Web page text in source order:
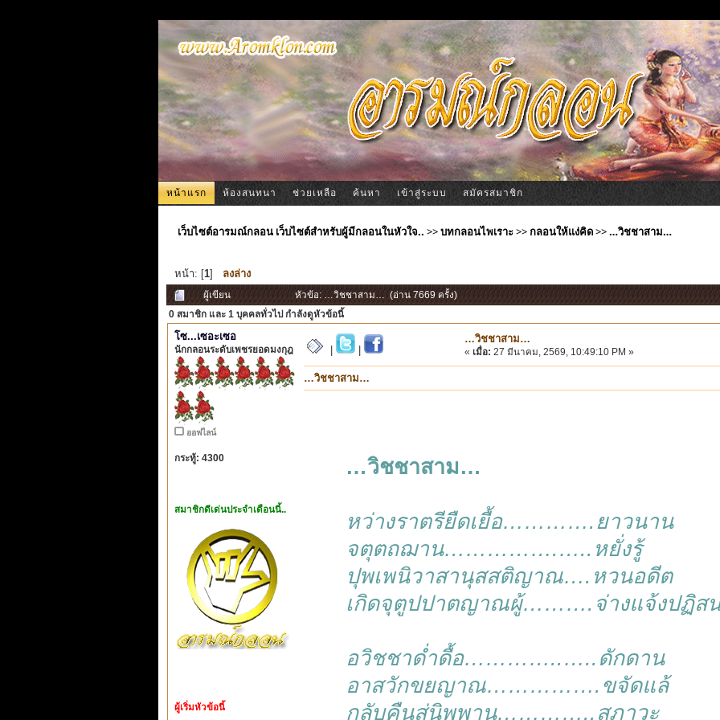
หน้าแรก ห้องสนทนา ช่วยเหลือ ค้นหา เข้าสู่ระบบ สมัครสมาชิก
เว็บไซต์อารมณ์กลอน เว็บไซต์สำหรับผู้มีกลอนในหัวใจ.. >>บทกลอนไพเราะ>>กลอนให้แง่คิด>>…วิชชาสาม…
หน้า: [1] ลงล่าง
ผู้เขียน
หัวข้อ: …วิชชาสาม… (อ่าน 7669 ครั้ง)
0 สมาชิก และ 1 บุคคลทั่วไป กำลังดูหัวข้อนี้
โซ...เซอะเซอ
นักกลอนระดับเพชรยอดมงกุฎ
ออฟไลน์
กระทู้: 4300
สมาชิกดีเด่นประจำเดือนนี้..
ผู้เริ่มหัวข้อนี้
…วิชชาสาม…
« เมื่อ: 27 มีนาคม, 2569, 10:49:10 PM »
…วิชชาสาม…
…วิชชาสาม…
หว่างราตรียืดเยื้อ………….ยาวนาน
จตุตถฌาน…………….…..หยั่งรู้
ปุพเพนิวาสานุสสติญาณ….หวนอดีต
เกิดจุตูปปาตญาณผู้……….จ่างแจ้งปฏิส
อวิชชาด่ำดื้อ…………..…..ดักดาน
อาสวักขยญาณ…………….ขจัดแล้
กลับคืนสู่นิพพาน…………..สภาวะ